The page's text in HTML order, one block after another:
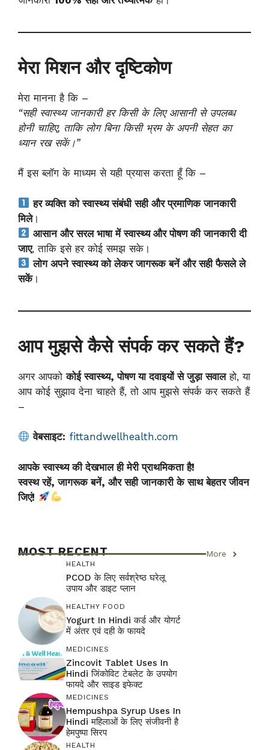
मेरा मिशन और दृष्टिकोण
मेरा मानना है कि –
“सही स्वास्थ्य जानकारी हर किसी के लिए आसानी से उपलब्ध
होनी चाहिए, ताकि लोग बिना किसी भ्रम के अपनी सेहत का
ध्यान रख सकें।”
मैं इस ब्लॉग के माध्यम से यही प्रयास करता हूँ कि –
हर व्यक्ति को स्वास्थ्य संबंधी सही और प्रमाणिक जानकारी
मिले।
आसान और सरल भाषा में स्वास्थ्य और पोषण की जानकारी दी
जाए, ताकि इसे हर कोई समझ सके।
लोग अपने स्वास्थ्य को लेकर जागरूक बनें और सही फैसले ले
सकें।
आप मुझसे कैसे संपर्क कर सकते हैं?
अगर आपकोकोई स्वास्थ्य, पोषण या दवाइयों से जुड़ा सवालहो, या
आप कोई सुझाव देना चाहते हैं, तो आप मुझसे संपर्क कर सकते हैं
–
वेबसाइट: fittandwellhealth.com
आपके स्वास्थ्य की देखभाल ही मेरी प्राथमिकता है!
स्वस्थ रहें, जागरूक बनें, और सही जानकारी के साथ बेहतर जीवन
जिएं!
MOST RECENT More
HEALTH
PCOD के लिए सर्वश्रेष्ठ घरेलू
उपाय और डाइट प्लान
HEALTHY FOOD
Yogurt In Hindi कर्ड और योगर्ट
में अंतर एवं दही के फायदे
MEDICINES
Zincovit Tablet Uses In
Hindi जिंकोविट टेबलेट के उपयोग
फायदे और साइड इफेक्ट
MEDICINES
Hempushpa Syrup Uses In
Hindi महिलाओं के लिए संजीवनी है
हेमपुष्पा सिरप
HEALTH